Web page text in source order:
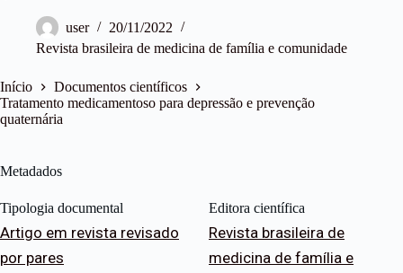
t
e
ú
user
20/11/2022
Revista brasileira de medicina de família e comunidade
Início
Documentos científicos
Tratamento medicamentoso para depressão e prevenção
quaternária
Metadados
Tipologia documental
Artigo em revista revisado
por pares
Editora científica
Revista brasileira de
medicina de família e